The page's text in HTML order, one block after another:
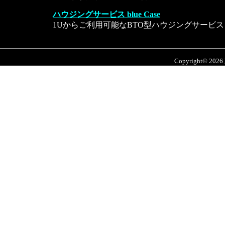
ハウジングサービス blue Case
1Uからご利用可能なBTO型ハウジングサービス
Copyright© 2026